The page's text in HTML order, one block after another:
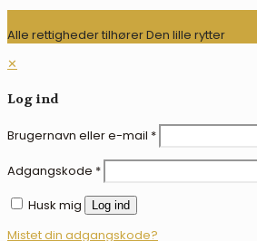
Alle rettigheder tilhører Den lille rytter
✕
Log ind
Brugernavn eller e-mail *
Adgangskode *
Husk mig
Log ind
Mistet din adgangskode?